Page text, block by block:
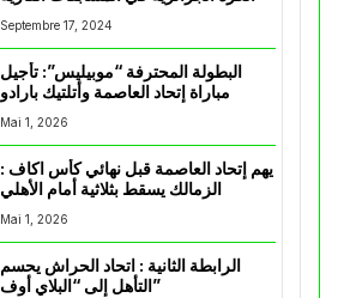
Septembre 17, 2024
البطولة المحترفة “موبيليس”: تأجيل
مباراة إتحاد العاصمة وأتلتيك بارادو
Mai 1, 2026
يهم إتحاد العاصمة قبل نهائي كأس اكاف :
Mai 1, 2026
الرابطة الثانية : اتحاد الحراش يحسم
التأهل إلى “البلاي أوف”